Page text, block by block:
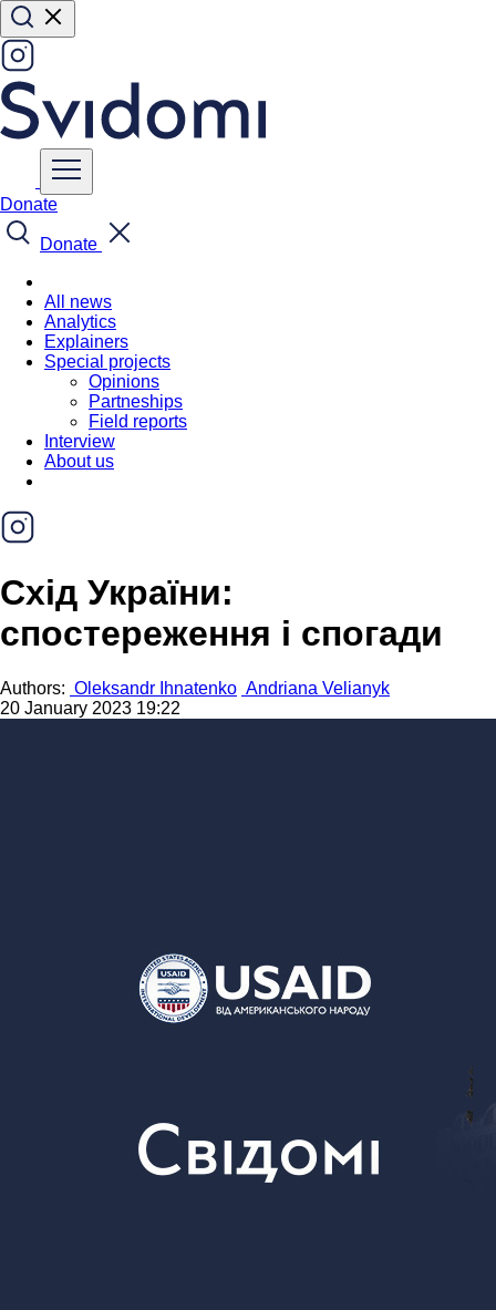
Donate
Donate
All news
Analytics
Explainers
Special projects
Opinions
Partneships
Field reports
Interview
About us
Схід України:
спостереження і спогади
Authors: Oleksandr Ihnatenko Andriana Velianyk
20 January 2023 19:22